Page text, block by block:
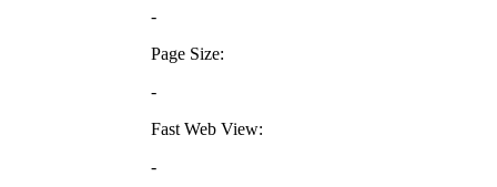
-
Page Size:
-
Fast Web View:
-